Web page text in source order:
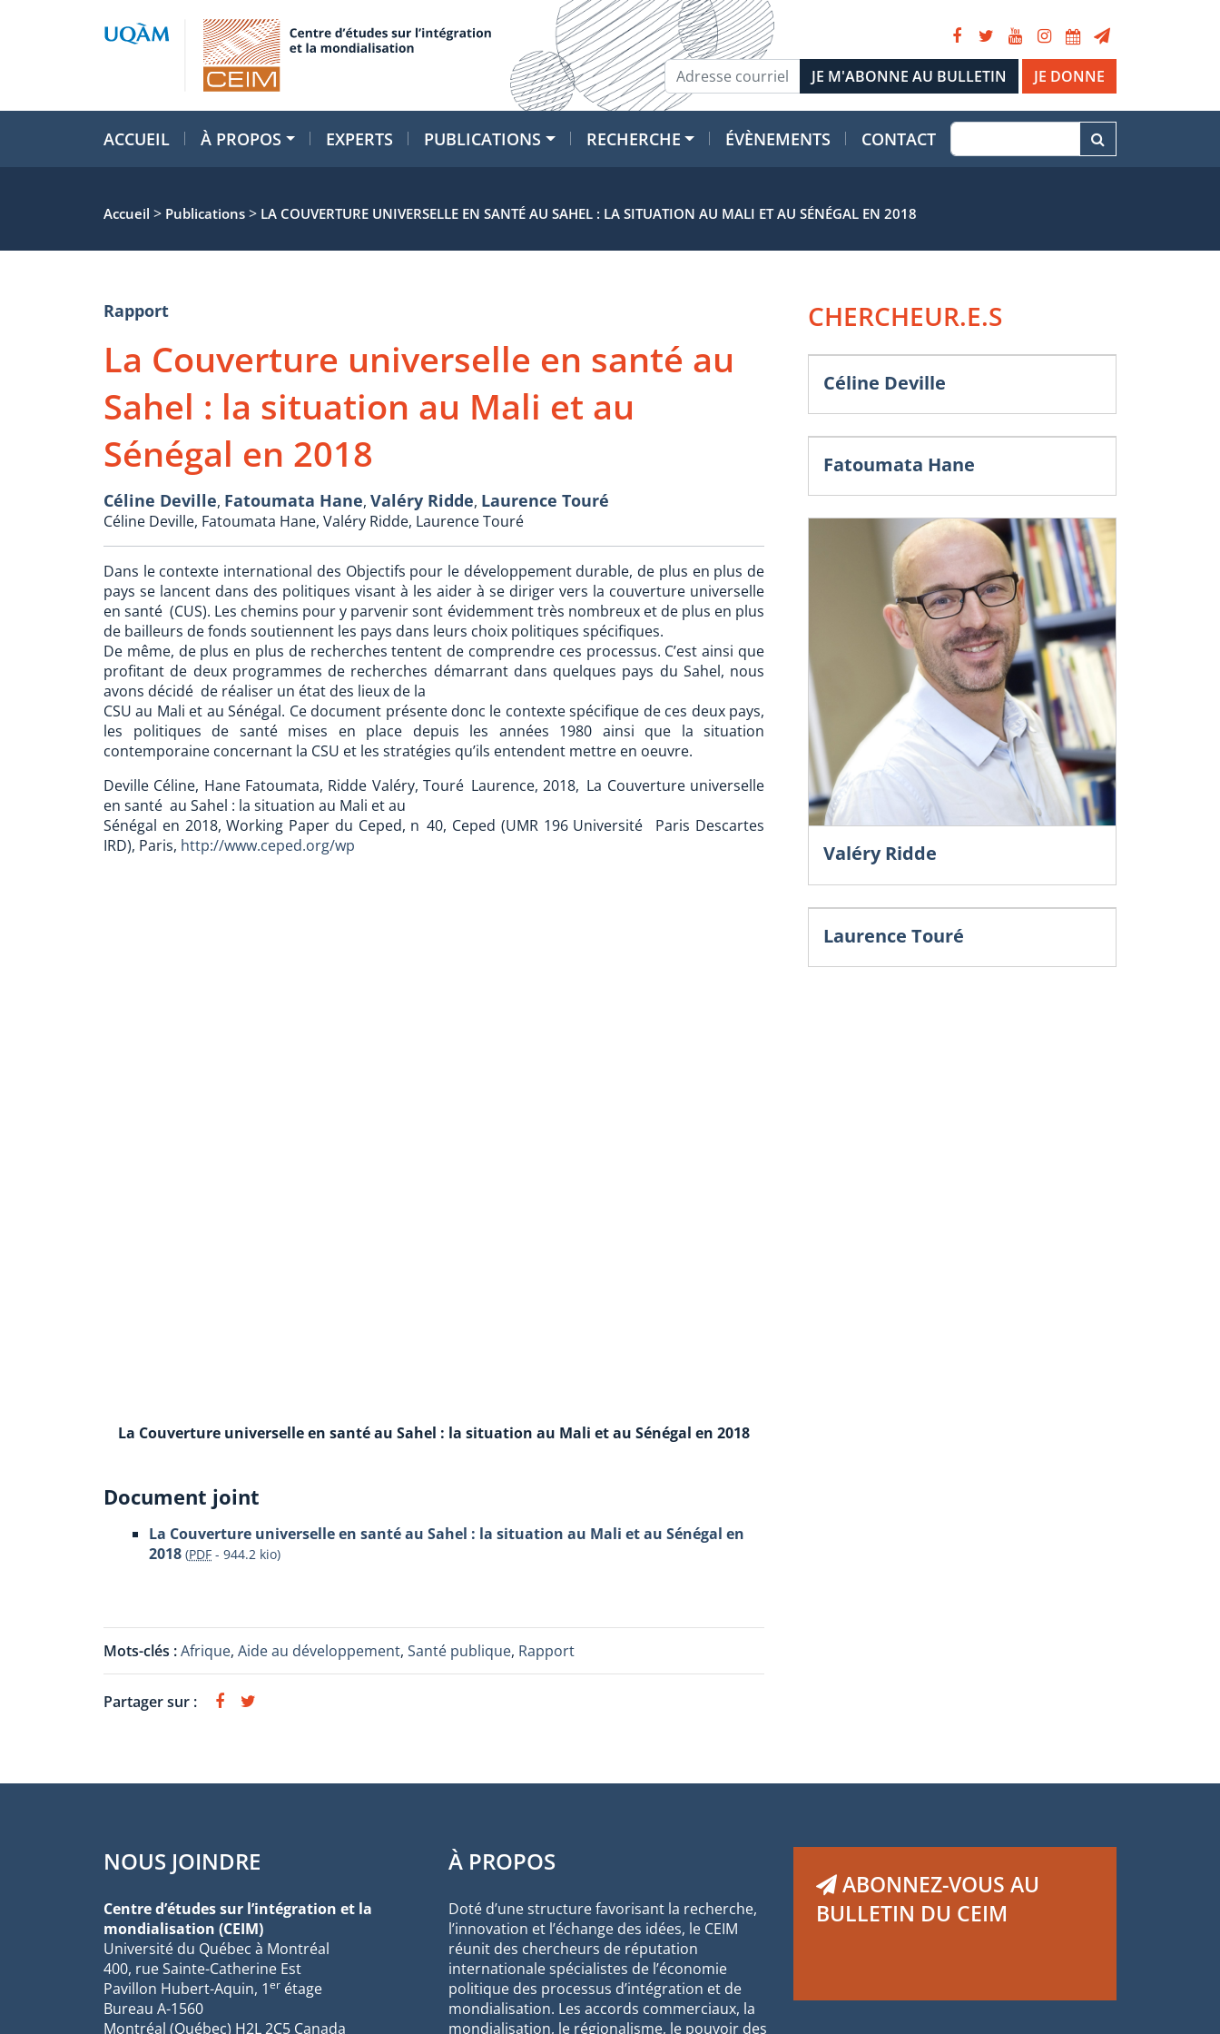
JE DONNE
ACCUEIL À PROPOS EXPERTS PUBLICATIONS RECHERCHE ÉVÈNEMENTS CONTACT
Accueil > Publications > LA COUVERTURE UNIVERSELLE EN SANTÉ AU SAHEL : LA SITUATION AU MALI ET AU SÉNÉGAL EN 2018
Rapport
La Couverture universelle en santé au
Sahel : la situation au Mali et au
Sénégal en 2018
Céline Deville, Fatoumata Hane, Valéry Ridde, Laurence Touré
Céline Deville, Fatoumata Hane, Valéry Ridde, Laurence Touré
Dans le contexte international des Objectifs pour le développement durable, de plus en plus de
pays se lancent dans des politiques visant à les aider à se diriger vers la couverture universelle
en santé (CUS). Les chemins pour y parvenir sont évidemment très nombreux et de plus en plus
de bailleurs de fonds soutiennent les pays dans leurs choix politiques spécifiques.
De même, de plus en plus de recherches tentent de comprendre ces processus. C’est ainsi que
profitant de deux programmes de recherches démarrant dans quelques pays du Sahel, nous
avons décidé de réaliser un état des lieux de la
CSU au Mali et au Sénégal. Ce document présente donc le contexte spécifique de ces deux pays,
les politiques de santé mises en place depuis les années 1980 ainsi que la situation
contemporaine concernant la CSU et les stratégies qu’ils entendent mettre en oeuvre.
Deville Céline, Hane Fatoumata, Ridde Valéry, Touré Laurence, 2018, La Couverture universelle
en santé au Sahel : la situation au Mali et au
Sénégal en 2018, Working Paper du Ceped, n 40, Ceped (UMR 196 Université Paris Descartes
IRD), Paris, http://www.ceped.org/wp
La Couverture universelle en santé au Sahel : la situation au Mali et au Sénégal en 2018
Document joint
La Couverture universelle en santé au Sahel : la situation au Mali et au Sénégal en
2018 (PDF - 944.2 kio)
Mots-clés :Afrique, Aide au développement, Santé publique, Rapport
Partager sur :
CHERCHEUR.E.S
Céline Deville
Fatoumata Hane
Valéry Ridde
Laurence Touré
NOUS JOINDRE
Centre d’études sur l’intégration et la
mondialisation (CEIM)
Université du Québec à Montréal
400, rue Sainte-Catherine Est
Pavillon Hubert-Aquin, 1er étage
Bureau A-1560
Montréal (Québec) H2L 2C5 Canada
À PROPOS
Doté d’une structure favorisant la recherche,
l’innovation et l’échange des idées, le CEIM
réunit des chercheurs de réputation
internationale spécialistes de l’économie
politique des processus d’intégration et de
mondialisation. Les accords commerciaux, la
mondialisation, le régionalisme, le pouvoir des
ABONNEZ-VOUS AU
BULLETIN DU CEIM